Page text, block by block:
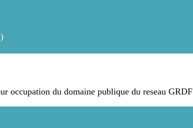
du domaine publique du reseau GRDF